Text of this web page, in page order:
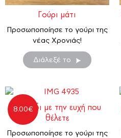
Γούρι μάτι
Προσωποποίησε το γούρι της
νέας Χρονιάς!
Διάλεξέ το
8.00€
Στολίδι με την ευχή που
θέλετε
Προσωποποίησε το γούρι της